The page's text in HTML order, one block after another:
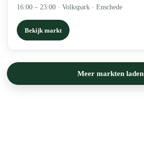
16:00 – 23:00 · Volkspark · Enschede
Bekijk markt
Meer markten laden